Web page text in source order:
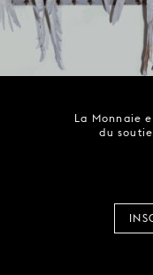
La Monnaie
du